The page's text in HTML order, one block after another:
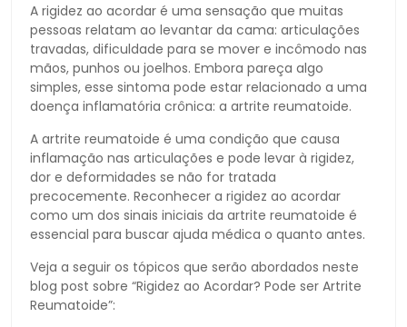
A rigidez ao acordar é uma sensação que muitas
pessoas relatam ao levantar da cama: articulações
travadas, dificuldade para se mover e incômodo nas
mãos, punhos ou joelhos. Embora pareça algo
simples, esse sintoma pode estar relacionado a uma
doença inflamatória crônica: a artrite reumatoide.
A artrite reumatoide é uma condição que causa
inflamação nas articulações e pode levar à rigidez,
dor e deformidades se não for tratada
precocemente. Reconhecer a rigidez ao acordar
como um dos sinais iniciais da artrite reumatoide é
essencial para buscar ajuda médica o quanto antes.
Veja a seguir os tópicos que serão abordados neste
blog post sobre “Rigidez ao Acordar? Pode ser Artrite
Reumatoide”: